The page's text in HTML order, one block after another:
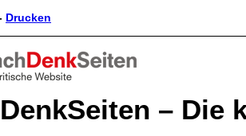
Drucken
– Die